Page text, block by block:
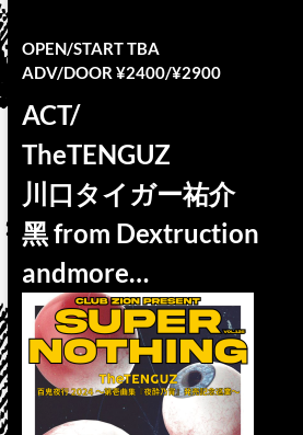
OPEN/START TBA
ADV/DOOR ¥2400/¥2900
ACT/
TheTENGUZ
川口タイガー祐介
黑 from Dextruction
andmore…